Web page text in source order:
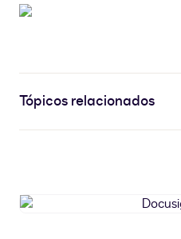
Tópicos relacionados